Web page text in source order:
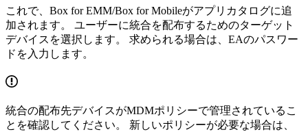
これで、Box for EMM/Box for Mobileがアプリカタログに追
加されます。 ユーザーに統合を配布するためのターゲット
デバイスを選択します。 求められる場合は、EAのパスワー
ドを入力します。
統合の配布先デバイスがMDMポリシーで管理されているこ
とを確認してください。 新しいポリシーが必要な場合は、